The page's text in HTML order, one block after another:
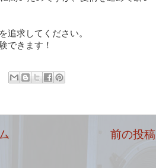
追求してください。
できます！
前の投稿